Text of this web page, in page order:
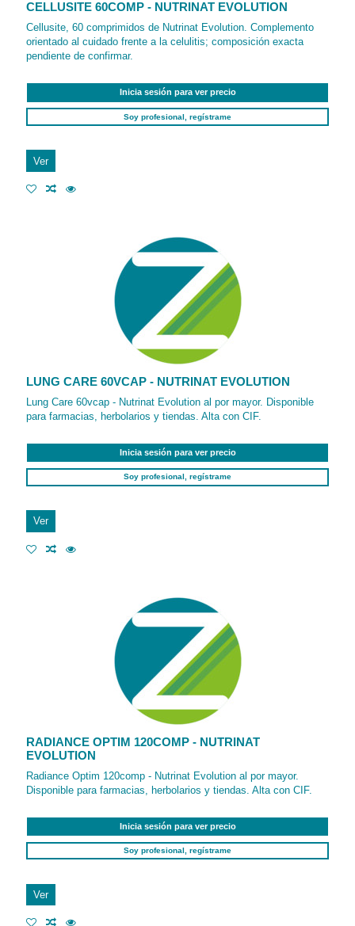
CELLUSITE 60COMP - NUTRINAT EVOLUTION
Cellusite, 60 comprimidos de Nutrinat Evolution. Complemento
orientado al cuidado frente a la celulitis; composición exacta
pendiente de confirmar.
Inicia sesión para ver precio
Soy profesional, regístrame
Ver
LUNG CARE 60VCAP - NUTRINAT EVOLUTION
Lung Care 60vcap - Nutrinat Evolution al por mayor. Disponible
para farmacias, herbolarios y tiendas. Alta con CIF.
Inicia sesión para ver precio
Soy profesional, regístrame
Ver
RADIANCE OPTIM 120COMP - NUTRINAT
EVOLUTION
Radiance Optim 120comp - Nutrinat Evolution al por mayor.
Disponible para farmacias, herbolarios y tiendas. Alta con CIF.
Inicia sesión para ver precio
Soy profesional, regístrame
Ver